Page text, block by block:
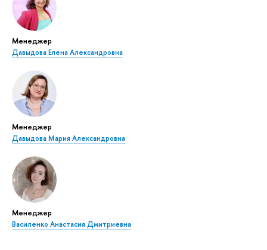
Менеджер
Давыдова Елена Александровна
Менеджер
Давыдова Мария Александровна
Менеджер
Василенко Анастасия Дмитриевна